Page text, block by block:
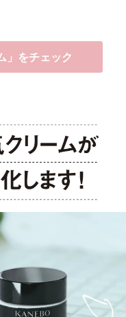
」をチェック